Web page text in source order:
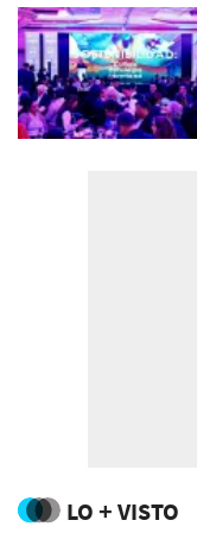
LO + VISTO